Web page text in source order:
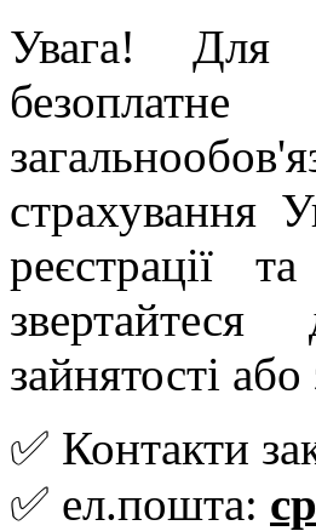
Увага! Для
страхування
реєстрації
зайнятості
✅ Контакти
✅ ел.пошта: